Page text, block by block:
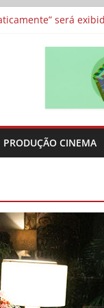
será
e divide prêmio
metragens sobre
PRODUÇÃO CINEMA